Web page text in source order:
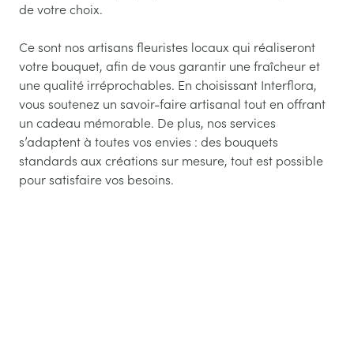
de votre choix.
Ce sont nos artisans fleuristes locaux qui réaliseront
votre bouquet, afin de vous garantir une fraîcheur et
une qualité irréprochables. En choisissant Interflora,
vous soutenez un savoir-faire artisanal tout en offrant
un cadeau mémorable. De plus, nos services
s’adaptent à toutes vos envies : des bouquets
standards aux créations sur mesure, tout est possible
pour satisfaire vos besoins.